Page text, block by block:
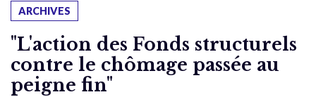
ARCHIVES
"L'action des Fonds structurels
contre le chômage passée au
peigne fin"